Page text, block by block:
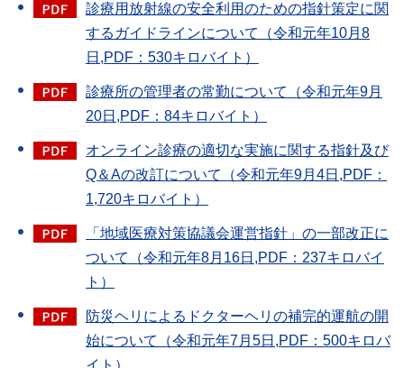
診療用放射線の安全利用のための指針策定に関
するガイドラインについて（令和元年10月8
日,PDF：530キロバイト）
診療所の管理者の常勤について（令和元年9月
20日,PDF：84キロバイト）
オンライン診療の適切な実施に関する指針及び
Q＆Aの改訂について（令和元年9月4日,PDF：
1,720キロバイト）
「地域医療対策協議会運営指針」の一部改正に
ついて（令和元年8月16日,PDF：237キロバイ
ト）
防災ヘリによるドクターヘリの補完的運航の開
始について（令和元年7月5日,PDF：500キロバ
イト）